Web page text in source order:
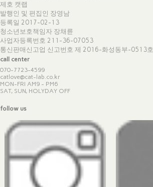
제호 캣랩
발행인 및 편집인 장영남
등록일 2017-02-13
청소년보호책임자 장채륜
사업자등록번호 211-36-07053
통신판매신고업 신고번호 제 2016-화성동부-0513호
call center
070-7723-4599
catlove@cat-lab.co.kr
MON-FRI AM9 - PM6
SAT, SUN, HOLYDAY OFF
follow us